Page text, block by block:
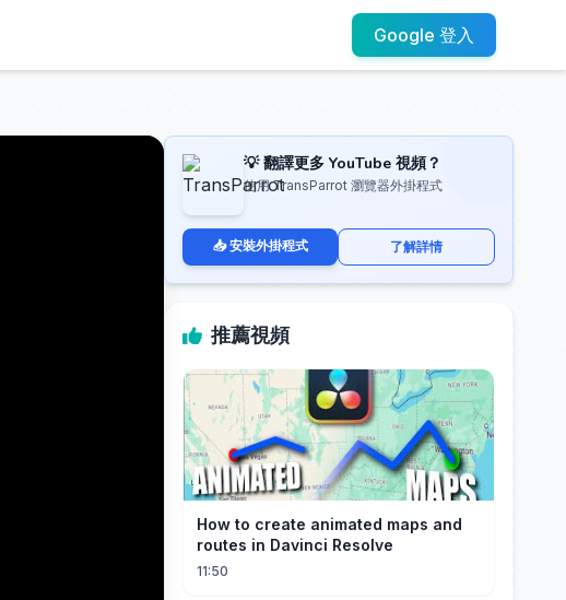
Google 登入
💡 翻譯更多 YouTube 視頻？
使用 TransParrot 瀏覽器外掛程式
📥 安裝外掛程式 了解詳情
推薦視頻
How to create animated maps and
routes in Davinci Resolve
11:50